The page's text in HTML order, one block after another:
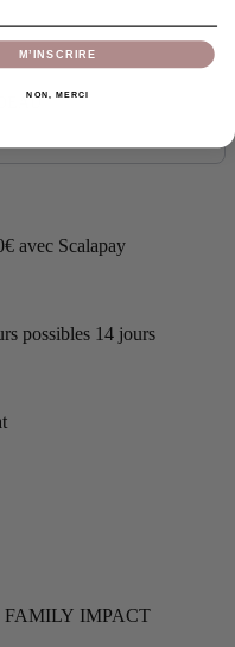
through product
avec Scalapay
possibles 14 jours
M’INSCRIRE
NON, MERCI